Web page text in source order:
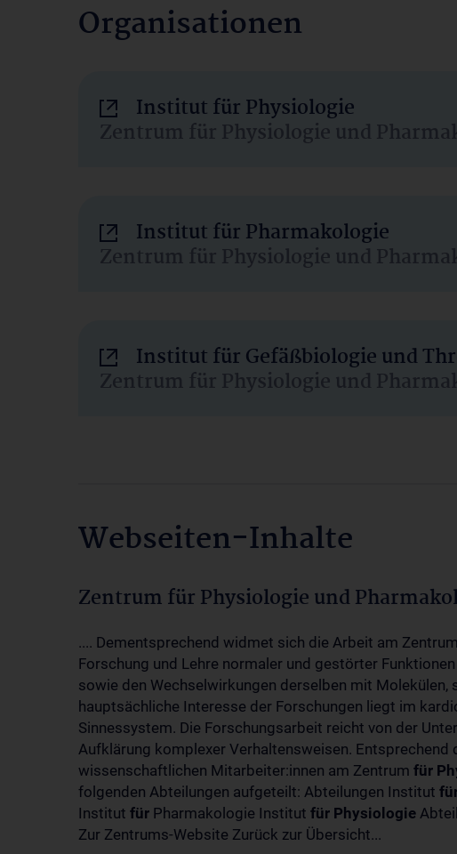
Organisationen
Institut für Physiologie
Zentrum für Physiologie und
Institut für Pharmakologie
Zentrum für Physiologie und
Institut für Gefäßbiologie und
Zentrum für Physiologie und
Webseiten-Inhalte
Zentrum für Physiologie und
.... Dementsprechend widmet sich die Arbeit am Zentrum
Forschung und Lehre normaler und gestörter
sowie den Wechselwirkungen derselben mit Molekülen,
hauptsächliche Interesse der Forschungen liegt im
Sinnessystem. Die Forschungsarbeit reicht von der
Aufklärung komplexer Verhaltensweisen.
wissenschaftlichen Mitarbeiter:innen am Zentrum für
folgenden Abteilungen aufgeteilt: Abteilungen Institut
Institut für Pharmakologie Institut für Physiologie
Zur Zentrums-Website Zurück zur Übersicht...